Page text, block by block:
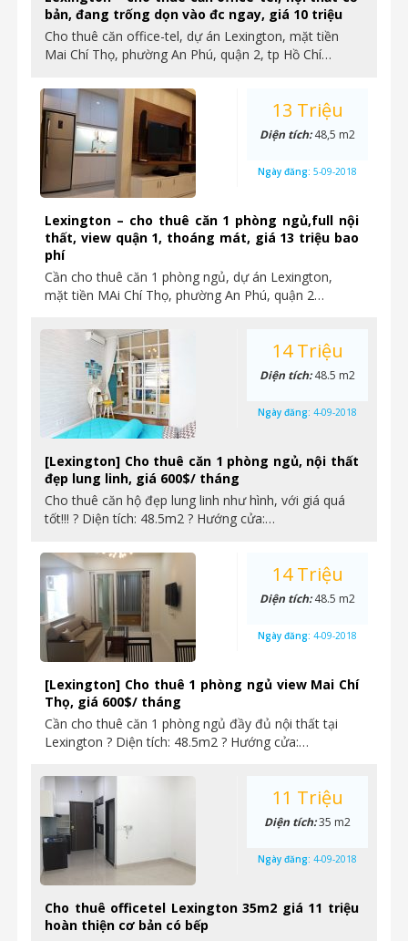
bản, đang trống dọn vào đc ngay, giá 10 triệu
Cho thuê căn office-tel, dự án Lexington, mặt tiền
Mai Chí Thọ, phường An Phú, quận 2, tp Hồ Chí…
Lexington – cho thuê căn 1 phòng ngủ,full nội
thất, view quận 1, thoáng mát, giá 13 triệu bao
phí
Cần cho thuê căn 1 phòng ngủ, dự án Lexington,
mặt tiền MAi Chí Thọ, phường An Phú, quận 2…
13 Triệu
Diện tích:48,5 m2
Ngày đăng: 5-09-2018
[Lexington] Cho thuê căn 1 phòng ngủ, nội thất
đẹp lung linh, giá 600$/ tháng
Cho thuê căn hộ đẹp lung linh như hình, với giá quá
tốt!!! ? Diện tích: 48.5m2 ? Hướng cửa:…
14 Triệu
Diện tích:48.5 m2
Ngày đăng: 4-09-2018
[Lexington] Cho thuê 1 phòng ngủ view Mai Chí
Thọ, giá 600$/ tháng
Cần cho thuê căn 1 phòng ngủ đầy đủ nội thất tại
Lexington ? Diện tích: 48.5m2 ? Hướng cửa:…
14 Triệu
Diện tích:48.5 m2
Ngày đăng: 4-09-2018
Cho thuê officetel Lexington 35m2 giá 11 triệu
hoàn thiện cơ bản có bếp
11 Triệu
Diện tích:35 m2
Ngày đăng: 4-09-2018